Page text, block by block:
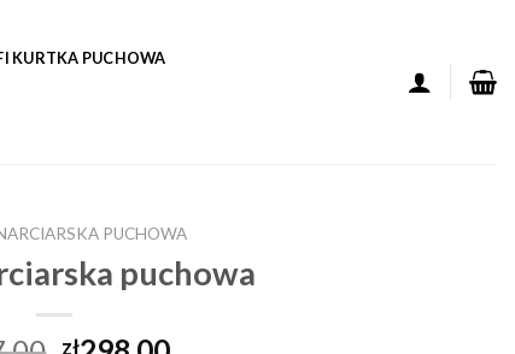
KURTKA PUCHOWA
PUCHOWA
puchowa
zł